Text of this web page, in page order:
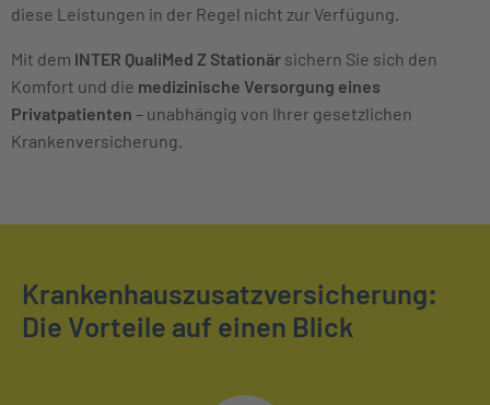
diese Leistungen in der Regel nicht zur Verfügung.
Mit dem INTER QualiMed Z Stationär sichern Sie sich den
Komfort und die medizinische Versorgung eines
Privatpatienten – unabhängig von Ihrer gesetzlichen
Krankenversicherung.
Krankenhauszusatzversicherung:
Die Vorteile auf einen Blick